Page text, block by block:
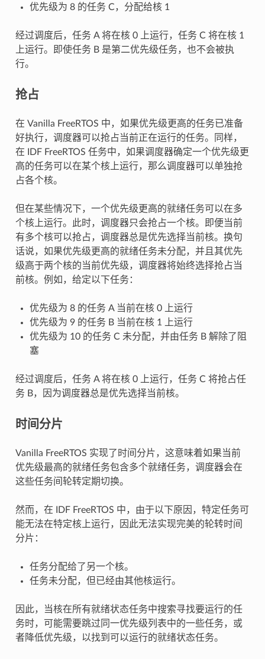
优先级为 8 的任务 C，分配给核 1
经过调度后，任务 A 将在核 0 上运行，任务 C 将在核 1
上运行。即使任务 B 是第二优先级任务，也不会被执
行。
抢占
在 Vanilla FreeRTOS 中，如果优先级更高的任务已准备
好执行，调度器可以抢占当前正在运行的任务。同样，
在 IDF FreeRTOS 任务中，如果调度器确定一个优先级更
高的任务可以在某个核上运行，那么调度器可以单独抢
占各个核。
但在某些情况下，一个优先级更高的就绪任务可以在多
个核上运行。此时，调度器只会抢占一个核。即便当前
有多个核可以抢占，调度器总是优先选择当前核。换句
话说，如果优先级更高的就绪任务未分配，并且其优先
级高于两个核的当前优先级，调度器将始终选择抢占当
前核。例如，给定以下任务：
优先级为 8 的任务 A 当前在核 0 上运行
优先级为 9 的任务 B 当前在核 1 上运行
优先级为 10 的任务 C 未分配，并由任务 B 解除了阻
塞
经过调度后，任务 A 将在核 0 上运行，任务 C 将抢占任
务 B，因为调度器总是优先选择当前核。
时间分片
Vanilla FreeRTOS 实现了时间分片，这意味着如果当前
优先级最高的就绪任务包含多个就绪任务，调度器会在
这些任务间轮转定期切换。
然而，在 IDF FreeRTOS 中，由于以下原因，特定任务可
能无法在特定核上运行，因此无法实现完美的轮转时间
分片：
任务分配给了另一个核。
任务未分配，但已经由其他核运行。
因此，当核在所有就绪状态任务中搜索寻找要运行的任
务时，可能需要跳过同一优先级列表中的一些任务，或
者降低优先级，以找到可以运行的就绪状态任务。